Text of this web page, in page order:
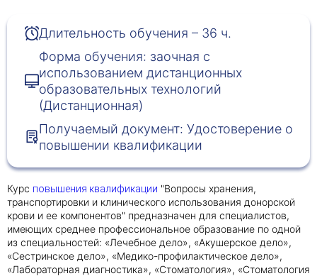
Длительность обучения – 36 ч.
Форма обучения: заочная с
использованием дистанционных
образовательных технологий
(Дистанционная)
Получаемый документ: Удостоверение о
повышении квалификации
Курс повышения квалификации "Вопросы хранения,
транспортировки и клинического использования донорской
крови и ее компонентов" предназначен для специалистов,
имеющих среднее профессиональное образование по одной
из специальностей: «Лечебное дело», «Акушерское дело»,
«Сестринское дело», «Медико-профилактическое дело»,
«Лабораторная диагностика», «Стоматология», «Стоматология
Приложите документы
Получить консультацию
Даю согласие наобработку персональных
данныхиe-mail рассылку
Приложите документы
Получить консультацию
Получить консультацию
обработку персональных
данныхиe-mail рассылку